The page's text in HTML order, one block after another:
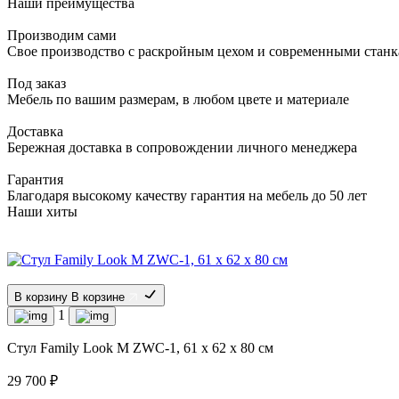
Производим сами
Свое производство с раскройным цехом и современными
Под заказ
Мебель по вашим размерам, в любом цвете и материале
Доставка
Бережная доставка в сопровождении личного менеджера
Гарантия
Благодаря высокому качеству гарантия на мебель до 50 лет
Наши хиты
В корзину В корзине
1
Стул Family Look M ZWC-1, 61 x 62 x 80 см
29 700 ₽